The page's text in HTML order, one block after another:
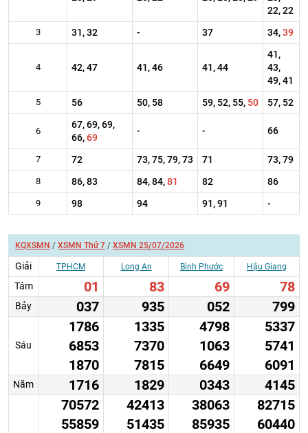
22, 22
3 31, 32 - 37 34,39
4 42, 47 41, 46 41, 44
41,
43,
49, 41
5 56 50, 58 59, 52, 55, 50 57, 52
6
67, 69, 69,
66,69
- - 66
7 72 73, 75, 79, 73 71 73, 79
8 86, 83 84, 84,81 82 86
9 98 94 91, 91 -
KQXSMN / XSMN Thứ 7 / XSMN 25/07/2026
Giải TPHCM Long An Bình Phước Hậu Giang
Tám 01 83 69 78
Bảy 037 935 052 799
Sáu
1786
6853
1870
1335
7370
7815
4798
1063
6649
5337
5741
6091
Năm 1716 1829 0343 4145
70572
55859
42413
51435
38063
85935
82715
60440